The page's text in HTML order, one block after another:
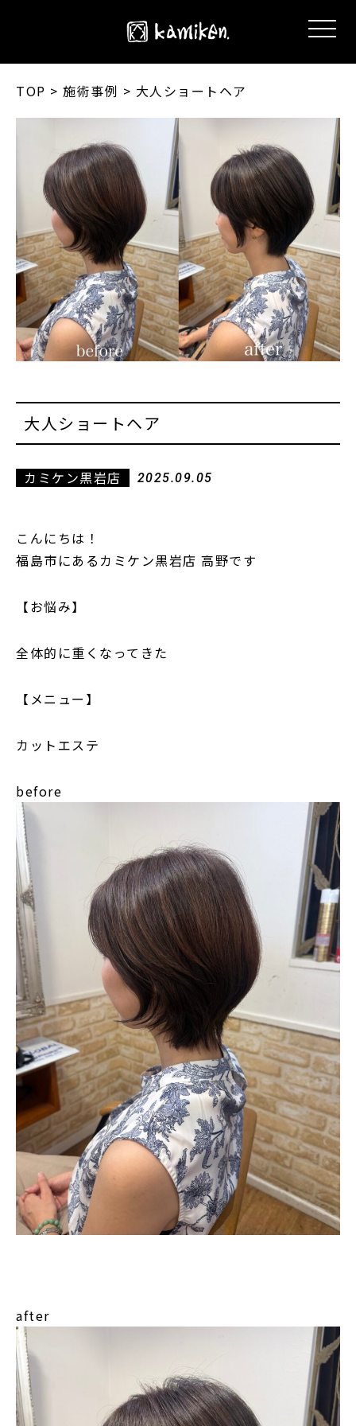
TOP > 施術事例 > 大人ショートヘア
大人ショートヘア
カミケン黒岩店 2025.09.05
こんにちは！
福島市にあるカミケン黒岩店 高野です
【お悩み】
全体的に重くなってきた
【メニュー】
カットエステ
before
after